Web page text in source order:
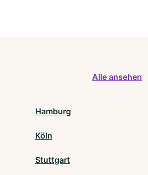
Alle ansehen
Hamburg
Köln
Stuttgart